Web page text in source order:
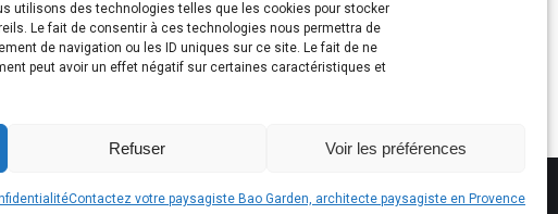
utilisons des technologies telles que les cookies pour stocker
Le fait de consentir à ces technologies nous permettra de
de navigation ou les ID uniques sur ce site. Le fait de ne
peut avoir un effet négatif sur certaines caractéristiques et
Refuser Voir les préférences
Contactez votre paysagiste Bao Garden, architecte paysagiste en Provence
- Tél. technique : 06.15.84.35.44 contact@bao-garden.com